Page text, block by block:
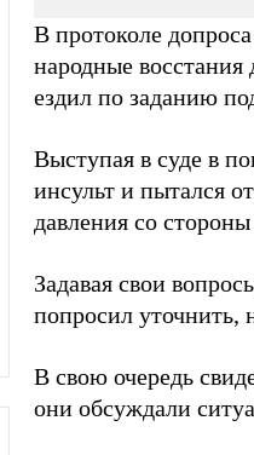
В протоколе
народные
ездил по заданию
Выступая в суде в
инсульт и пытался
давления со
Задавая свои
попросил уточнить,
В свою очередь
они обсуждали